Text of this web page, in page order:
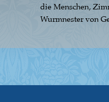
die Menschen,
Wurmnester von